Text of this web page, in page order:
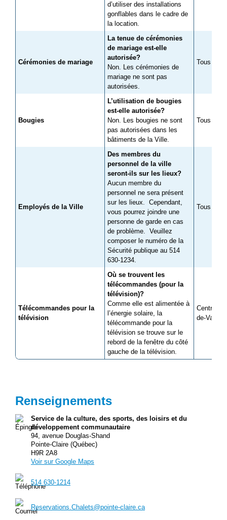
d’utiliser des installations
gonflables dans le cadre de
la location.
Cérémonies de mariage
La tenue de cérémonies
de mariage est-elle
autorisée?
Non. Les cérémonies de
mariage ne sont pas
autorisées.
Tous les
Bougies
L’utilisation de bougies
est-elle autorisée?
Non. Les bougies ne sont
pas autorisées dans les
bâtiments de la Ville.
Tous les
Employés de la Ville
Des membres du
personnel de la ville
seront-ils sur les lieux?
Aucun membre du
personnel ne sera présent
sur les lieux. Cependant,
vous pourrez joindre une
personne de garde en cas
de problème. Veuillez
composer le numéro de la
Sécurité publique au 514
630-1234.
Tous les
Télécommandes pour la
télévision
Où se trouvent les
télécommandes (pour la
télévision)?
Comme elle est alimentée à
l’énergie solaire, la
télécommande pour la
télévision se trouve sur le
rebord de la fenêtre du côté
gauche de la télévision.
Centre
de-Valois
Renseignements
Service de la culture, des sports, des loisirs et du
développement communautaire
94, avenue Douglas-Shand
Pointe-Claire (Québec)
H9R 2A8
Voir sur Google Maps
514 630-1214
Reservations.Chalets@pointe-claire.ca